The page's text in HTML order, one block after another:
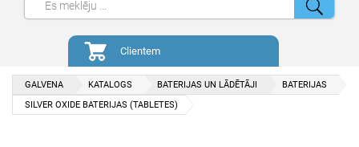
Clientem
GALVENA KATALOGS BATERIJAS UN LĀDĒTĀJI
BATERIJAS
SILVER OXIDE BATERIJAS (TABLETES)